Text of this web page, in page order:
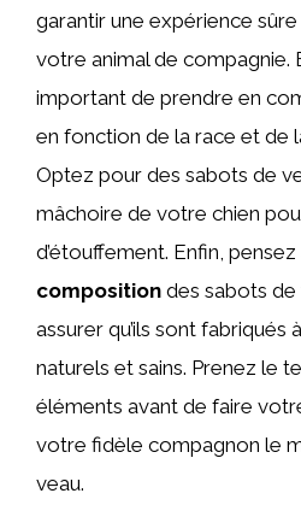
garantir une expérience
votre animal de compagnie.
important de prendre en
en fonction de la race et de
Optez pour des sabots de
mâchoire de votre chien
d’étouffement. Enfin,
composition des sabots
assurer qu’ils sont fabriqués
naturels et sains. Prenez le
éléments avant de faire
votre fidèle compagnon le
veau.